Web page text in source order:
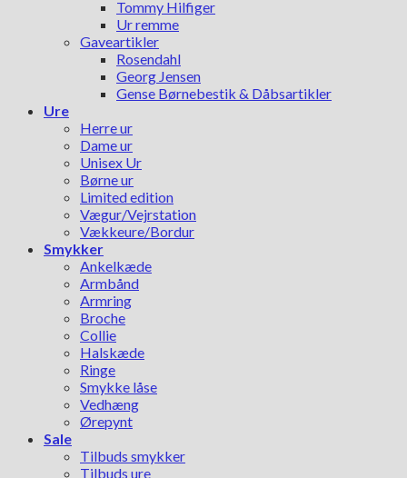
Tommy Hilfiger
Ur remme
Gaveartikler
Rosendahl
Georg Jensen
Gense Børnebestik & Dåbsartikler
Ure
Herre ur
Dame ur
Unisex Ur
Børne ur
Limited edition
Vægur/Vejrstation
Vækkeure/Bordur
Smykker
Ankelkæde
Armbånd
Armring
Broche
Collie
Halskæde
Ringe
Smykke låse
Vedhæng
Ørepynt
Sale
Tilbuds smykker
Tilbuds ure